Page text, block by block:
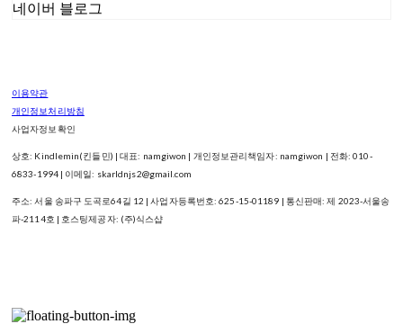
네이버 블로그
이용약관
개인정보처리방침
사업자정보확인
상호: Kindlemin(킨들민) | 대표: namgiwon | 개인정보관리책임자: namgiwon | 전화: 010-
6833-1994 | 이메일: skarldnjs2@gmail.com
주소: 서울 송파구 도곡로64길 12 | 사업자등록번호:625-15-01189 | 통신판매:제 2023-서울송
파-2114호 | 호스팅제공자: (주)식스샵